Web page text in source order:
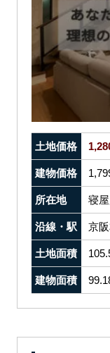
土地価格
建物価格
所在地 寝
沿線・駅 京
土地面積
建物面積